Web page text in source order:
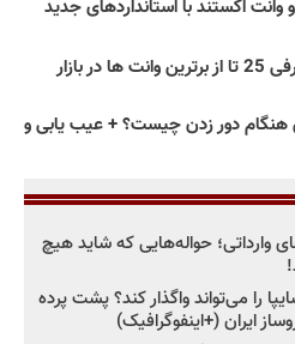
وانت اکستند با استانداردهای جدید
بهترین وانت ها در ایران: معرفی 25 تا از برترین وانت ها در بازار
دور زدن چیست؟ + عیب یابی و
وارداتی؛ حواله‌هایی که شاید هیچ
را می‌تواند واگذار کند؟ پشت پرده
ایران (+اینفوگرافیک)